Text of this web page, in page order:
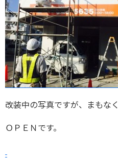
改装中の写真ですが、まもなく
ＯＰＥＮです。